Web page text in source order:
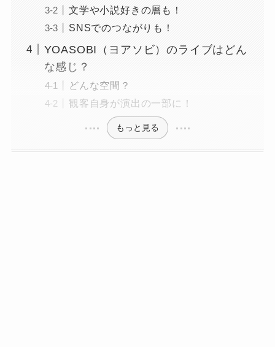
文学や小説好きの層も！
SNSでのつながりも！
YOASOBI（ヨアソビ）のライブはどん
な感じ？
どんな空間？
観客自身が演出の一部に！
もっと見る